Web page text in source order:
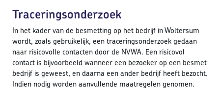
Traceringsonderzoek
In het kader van de besmetting op het bedrijf in Woltersum
wordt, zoals gebruikelijk, een traceringsonderzoek gedaan
naar risicovolle contacten door de NVWA. Een risicovol
contact is bijvoorbeeld wanneer een bezoeker op een besmet
bedrijf is geweest, en daarna een ander bedrijf heeft bezocht.
Indien nodig worden aanvullende maatregelen genomen.